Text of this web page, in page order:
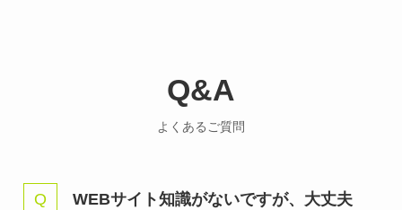
Q&A
よくあるご質問
WEBサイト知識がないですが、大丈夫